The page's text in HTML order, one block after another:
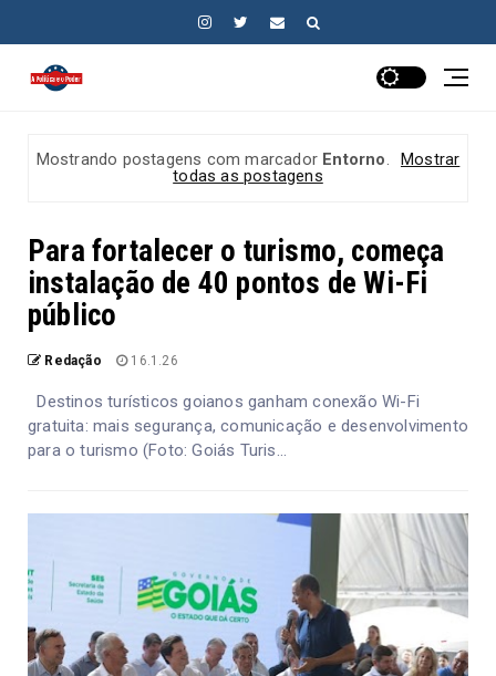
Mostrando postagens com marcador Entorno.
Mostrar
todas as postagens
Para fortalecer o turismo, começa
instalação de 40 pontos de Wi-Fi
público
Redação 16.1.26
Destinos turísticos goianos ganham conexão Wi-Fi
gratuita: mais segurança, comunicação e desenvolvimento
para o turismo (Foto: Goiás Turis...